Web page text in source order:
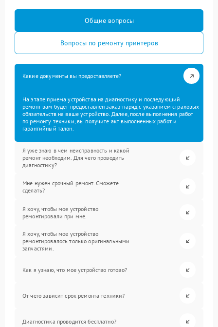
Общие вопросы
Вопросы по ремонту принтеров
Какие документы вы предоставляете?
На этапе приема устройства на диагностику и последующий
ремонт вам будет предоставлен заказ-наряд с указанием страховых
обязательств на ваше устройство. Далее, после выполнения работ
по ремонту техники, вы получите акт выполненных работ и
гарантийный талон.
Я уже знаю в чем неисправность и какой
ремонт необходим. Для чего проводить
диагностику?
Мне нужен срочный ремонт. Сможете
сделать?
Я хочу, чтобы мое устройство
ремонтировали при мне.
Я хочу, чтобы мое устройство
ремонтировалось только оригинальными
запчастями.
Как я узнаю, что мое устройство готово?
От чего зависит срок ремонта техники?
Диагностика проводится бесплатно?